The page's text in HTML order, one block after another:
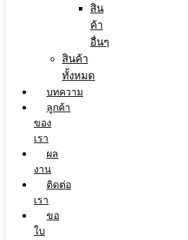
สิน
ค้า
อื่นๆ
สินค้า
ทั้งหมด
บทความ
ลูกค้า
ของ
เรา
ผล
งาน
ติดต่อ
เรา
ขอ
ใบ